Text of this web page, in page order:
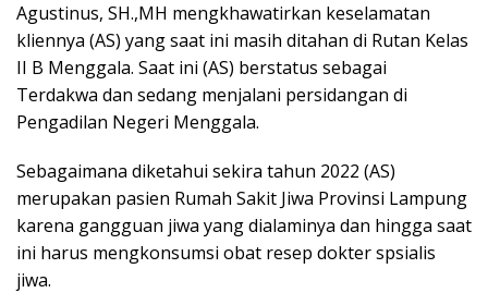
Agustinus, SH.,MH mengkhawatirkan keselamatan
kliennya (AS) yang saat ini masih ditahan di Rutan Kelas
II B Menggala. Saat ini (AS) berstatus sebagai
Terdakwa dan sedang menjalani persidangan di
Pengadilan Negeri Menggala.
Sebagaimana diketahui sekira tahun 2022 (AS)
merupakan pasien Rumah Sakit Jiwa Provinsi Lampung
karena gangguan jiwa yang dialaminya dan hingga saat
ini harus mengkonsumsi obat resep dokter spsialis
jiwa.